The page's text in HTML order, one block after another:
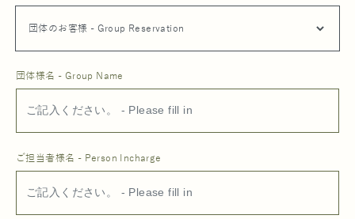
団体様名 - Group Name
ご担当者様名 - Person Incharge